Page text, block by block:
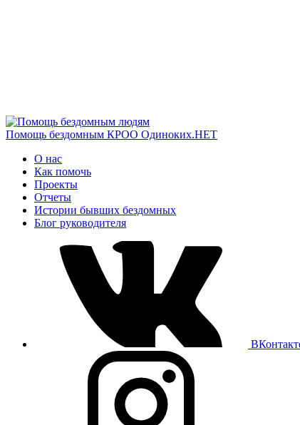
Помощь бездомным КРОО Одиноких.НЕТ
О нас
Как помочь
Проекты
Отчеты
Истории бывших бездомных
Блог руководителя